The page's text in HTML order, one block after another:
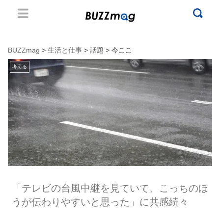
BUZZmag > 生活と仕事 > 話題 > 今ここ
考える
「テレビの台風中継を見ていて、こっちのほ
うが伝わりやすいと思った」に共感続々